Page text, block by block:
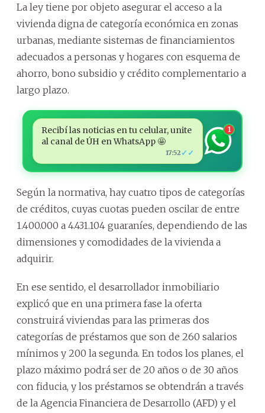
La ley tiene por objeto asegurar el acceso a la
vivienda digna de categoría económica en zonas
urbanas, mediante sistemas de financiamientos
adecuados a personas y hogares con esquema de
ahorro, bono subsidio y crédito complementario a
largo plazo.
Recibí las noticias en tu celular, unite
al canal de ÚH en WhatsApp 🤩
17:52 ✓✓
1
Según la normativa, hay cuatro tipos de categorías
de créditos, cuyas cuotas pueden oscilar de entre
1.400.000 a 4.431.104 guaraníes, dependiendo de las
dimensiones y comodidades de la vivienda a
adquirir.
En ese sentido, el desarrollador inmobiliario
explicó que en una primera fase la oferta
construirá viviendas para las primeras dos
categorías de préstamos que son de 260 salarios
mínimos y 200 la segunda. En todos los planes, el
plazo máximo podrá ser de 20 años o de 30 años
con fiducia, y los préstamos se obtendrán a través
de la Agencia Financiera de Desarrollo (AFD) y el